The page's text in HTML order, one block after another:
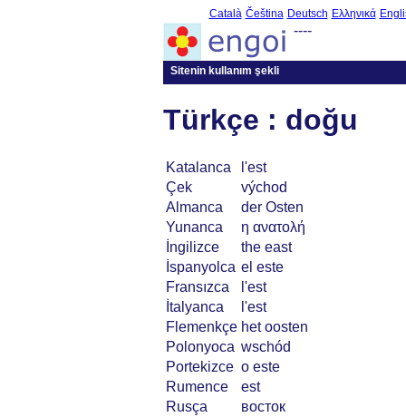
Català Čeština Deutsch Ελληνικά
----
Sitenin kullanım şekli
Türkçe : doğu
Katalanca
l'est
Çek
východ
Almanca
der Osten
Yunanca
η ανατολή
İngilizce
the east
İspanyolca el este
Fransızca
l'est
İtalyanca
l'est
Flemenkçe het oosten
Polonyoca wschód
Portekizce o este
Rumence
est
Rusça
восток